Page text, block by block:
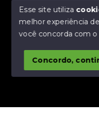
Olá!
© Copyright 2026 -
SITE PARA IMOBILIARIA
Esse site utiliza
melhor experiência
você concorda com o
Concordo,